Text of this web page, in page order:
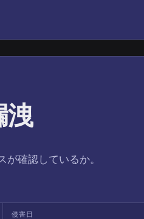
洩
確認しているか。
侵害日